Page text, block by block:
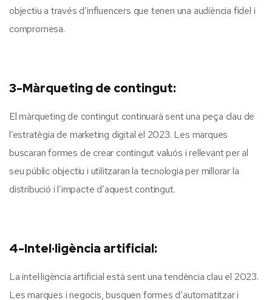
objectiu a través d’influencers que tenen una audiència fidel i
compromesa.
3-Màrqueting de contingut:
El màrqueting de contingut continuarà sent una peça clau de
l’estratègia de marketing digital el 2023. Les marques
buscaran formes de crear contingut valuós i rellevant per al
seu públic objectiu i utilitzaran la tecnologia per millorar la
distribució i l’impacte d’aquest contingut.
4-Intel·ligència artificial:
La intel·ligència artificial està sent una tendència clau el 2023.
Les marques i negocis, busquen formes d’automatitzar i